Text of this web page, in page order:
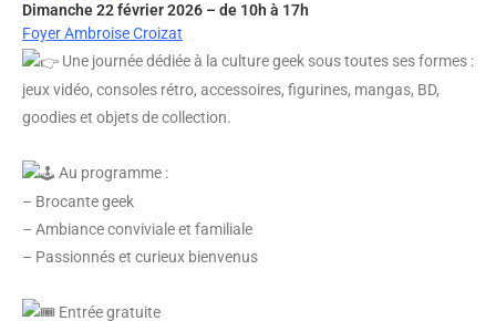
Dimanche 22 février 2026 – de 10h à 17h
Foyer Ambroise Croizat
Une journée dédiée à la culture geek sous toutes ses formes :
jeux vidéo, consoles rétro, accessoires, figurines, mangas, BD,
goodies et objets de collection.
Au programme :
– Brocante geek
– Ambiance conviviale et familiale
– Passionnés et curieux bienvenus
Entrée gratuite